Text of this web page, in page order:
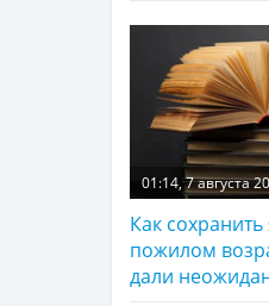
01:14, 7 августа
Как
пожилом
дали